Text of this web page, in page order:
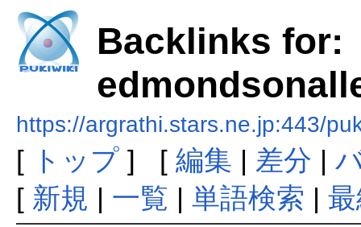
Backlinks for:
https://argrathi.stars.ne.jp:443/
[ トップ] [ 編集 | 差分 |
[ 新規 | 一覧 | 単語検索 |